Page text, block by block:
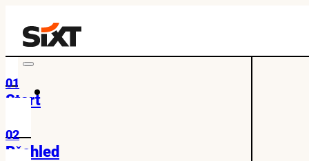
01
Start
02
Přehled